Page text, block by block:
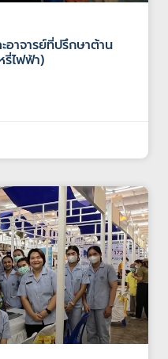
าจารย์ที่ปรึกษาต้าน
ไฟฟ้า)